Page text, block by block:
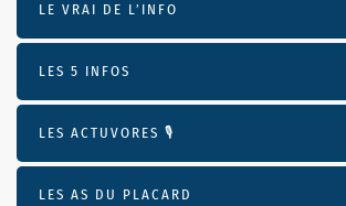
LE VRAI DE L’INFO
LES 5 INFOS
LES ACTUVORES 🎙
LES AS DU PLACARD